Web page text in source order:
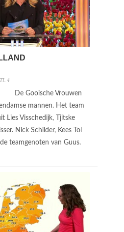
4
De Gooische Vrouwen
mannen. Het team
Lies Visschedijk, Tjitske
Nick Schilder, Kees Tol
teamgenoten van Guus.